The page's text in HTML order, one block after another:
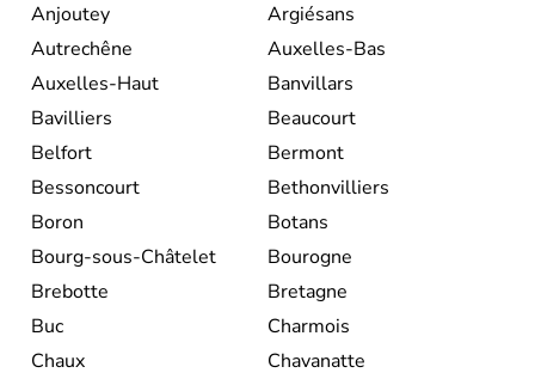
Anjoutey
Argiésans
Autrechêne
Auxelles-Bas
Auxelles-Haut
Banvillars
Bavilliers
Beaucourt
Belfort
Bermont
Bessoncourt
Bethonvilliers
Boron
Botans
Bourg-sous-Châtelet
Bourogne
Brebotte
Bretagne
Buc
Charmois
Chaux
Chavanatte